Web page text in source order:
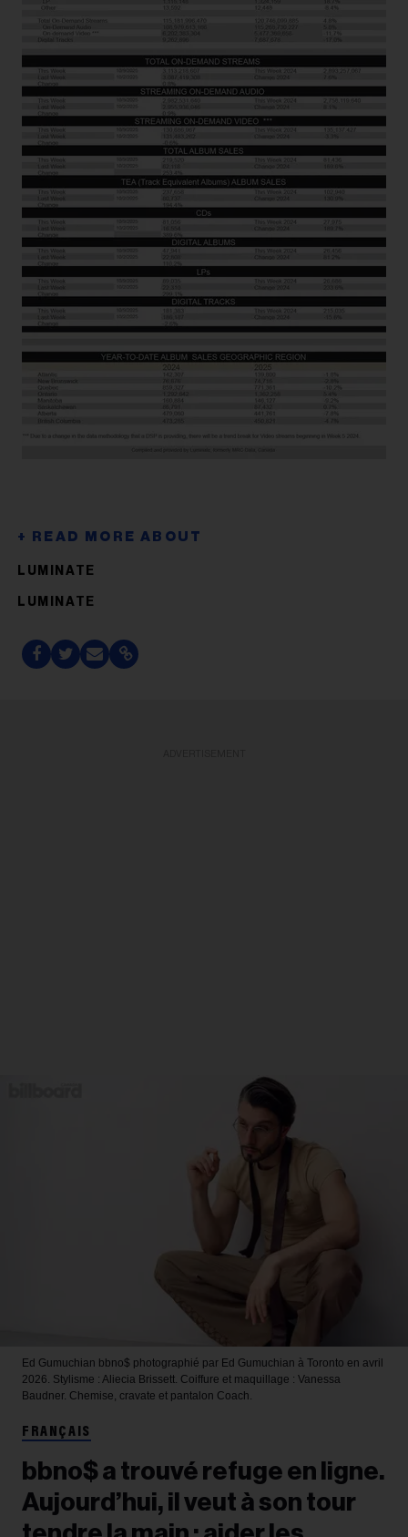
LUMINATE
LUMINATE
Ed Gumuchian bbno$ photographié par Ed Gumuchian à Toronto en avril
2026. Stylisme : Aliecia Brissett. Coiffure et maquillage : Vanessa
Baudner. Chemise, cravate et pantalon Coach.
FRANÇAIS
bbno$ a trouvé refuge en ligne.
Aujourd’hui, il veut à son tour